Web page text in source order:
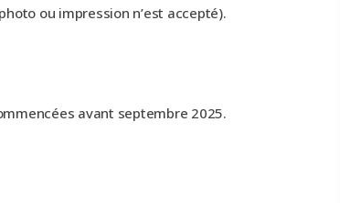
ou impression n’est accepté).
avant septembre 2025.